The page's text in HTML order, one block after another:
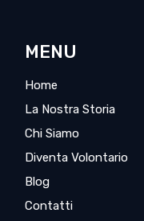
MENU
Home
La Nostra Storia
Chi Siamo
Diventa Volontario
Blog
Contatti